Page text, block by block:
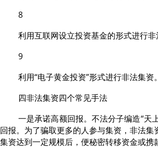
8
利用互联网设立投资基金的形式进行非
9
利用“电子黄金投资”形式进行非法集资。
四非法集资四个常见手法
一是承诺高额回报。不法分子编造“天
回报。为了骗取更多的人参与集资，非法
集资达到一定规模后，便秘密转移资金或